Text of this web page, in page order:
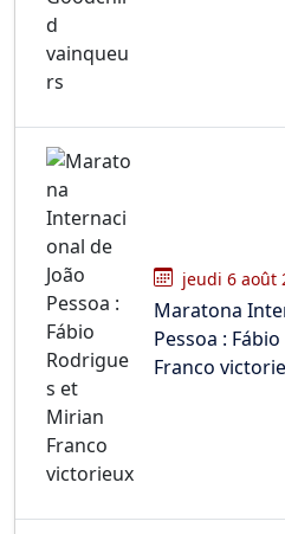
jeudi 6 août
Maratona
Pessoa :
Franco